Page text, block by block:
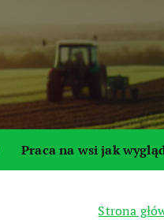
Praca na wsi jak
Strona